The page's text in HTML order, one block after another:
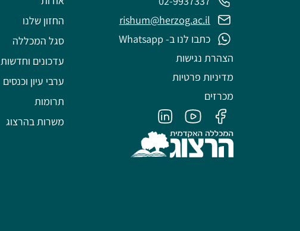
rishum@herzog.ac.il
כתבו לנו ב- Whatsapp
הצהרת נגישות
מדיניות פרטיות
מכרזים
החזון שלנו
סגל המכללה
עדכונים וחדשות
ערבי עיון וכנסים
תרומות
משרות בהרצוג